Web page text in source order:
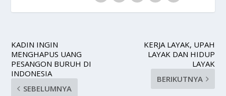
KADIN INGIN
MENGHAPUS UANG
PESANGON BURUH DI
INDONESIA
SEBELUMNYA
KERJA LAYAK, UPAH
LAYAK DAN HIDUP
LAYAK
BERIKUTNYA